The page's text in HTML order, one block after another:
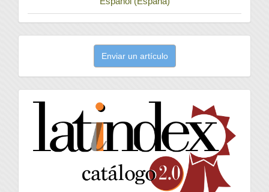
artículo
Enviar un artículo
latindex